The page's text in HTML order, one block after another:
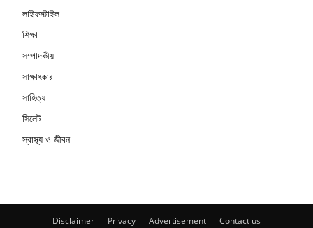
লাইফস্টাইল
শিক্ষা
সম্পাদকীয়
সাক্ষাৎকার
সাহিত্য
সিলেট
স্বাস্থ্য ও জীবন
Disclaimer Privacy Advertisement Contact us